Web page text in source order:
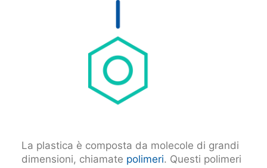
La plastica è composta da molecole di grandi
dimensioni, chiamate polimeri. Questi polimeri